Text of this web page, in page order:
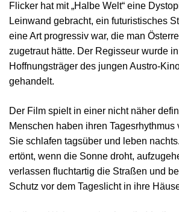
Flicker hat mit „Halbe Welt“ eine
Leinwand gebracht, ein futuristisches
eine Art progressiv war, die man
zugetraut hätte. Der Regisseur wurde
Hoffnungsträger des jungen Austro-
gehandelt.
Der Film spielt in einer nicht näher
Menschen haben ihren Tagesrhythmus
Sie schlafen tagsüber und leben
ertönt, wenn die Sonne droht,
verlassen fluchtartig die Straßen und
Schutz vor dem Tageslicht in ihre